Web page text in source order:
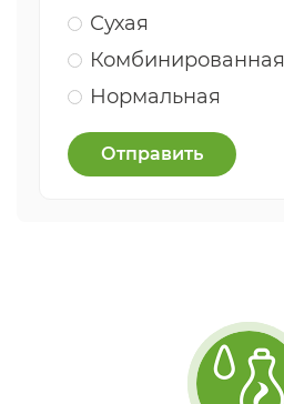
Сухая
Комбинированная
Нормальная
Отправить